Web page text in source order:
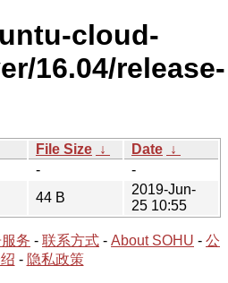
cloud-
16.04/release-
File Size ↓ Date ↓
-
-
44 B
2019-Jun-
25 10:55
务 - 联系方式 - About SOHU - 公
- 隐私政策